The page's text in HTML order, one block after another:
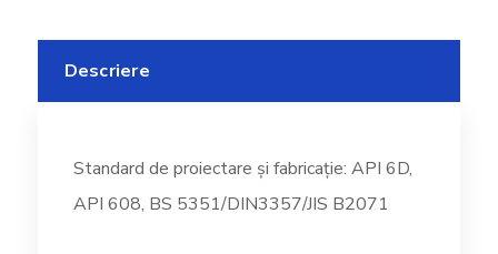
Descriere
Standard de proiectare și fabricație: API 6D,
API 608, BS 5351/DIN3357/JIS B2071